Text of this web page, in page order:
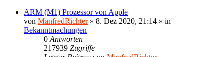
ARM (M1) Prozessor von Apple
von ManfredRichter» 8. Dez 2020, 21:14 » in
Bekanntmachungen
0 Antworten
217939 Zugriffe